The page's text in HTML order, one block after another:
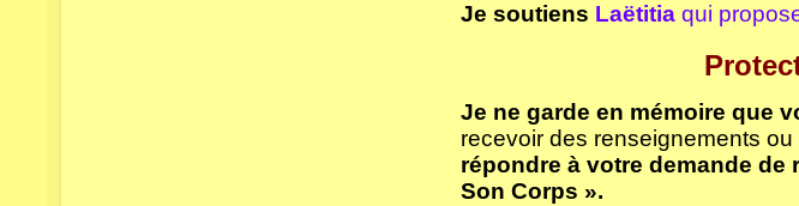
Je soutiens Laëtitiaqui
Je ne garde en mémoire que
recevoir des renseignements
répondre à votre demande
Son Corps ».